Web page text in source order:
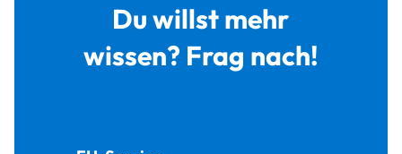
Du willst mehr
wissen? Frag nach!